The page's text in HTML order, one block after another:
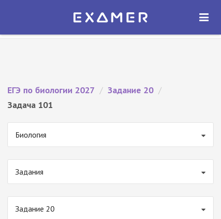
Экзамер — ЕГЭ 2027
ОТКРЫТЬ
ЕГЭ по биологии 2027 / Задание 20 /
Задача 101
Биология
Задания
Задание 20